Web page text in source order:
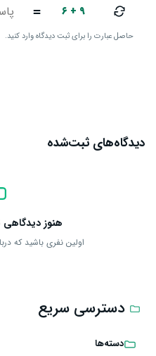
۶ + ۹ =
حاصل عبارت را برای ثبت دیدگاه وارد کنید.
دیدگاه‌های ثبت‌شده
هنوز
اولین نفری باشید که
دسترسی سریع
دسته‌ها